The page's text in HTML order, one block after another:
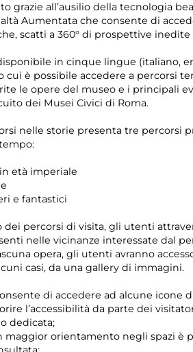
grazie all’ausilio della tecnologia
Aumentata che consente di
scatti a 360° di prospettive inedite
in cinque lingue (italiano,
cui è possibile accedere a percorsi
le opere del museo e i principali
dei Musei Civici di Roma.
nelle storie presenta tre percorsi
età imperiale
e fantastici
dei percorsi di visita, gli utenti
nelle vicinanze interessate dal
opera, gli utenti avranno
casi, da una gallery di immagini.
di accedere ad alcune icone
l’accessibilità da parte dei
dedicata;
maggior orientamento negli spazi è